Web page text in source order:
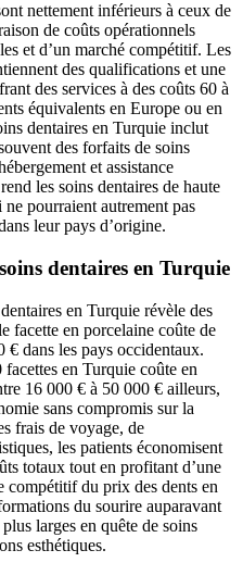
nettement inférieurs à ceux de
de coûts opérationnels
et d’un marché compétitif. Les
des qualifications et une
des services à des coûts 60 à
équivalents en Europe ou en
dentaires en Turquie inclut
des forfaits de soins
et assistance
les soins dentaires de haute
pourraient autrement pas
leur pays d’origine.
dentaires en Turquie
en Turquie révèle des
facette en porcelaine coûte de
€ dans les pays occidentaux.
en Turquie coûte en
16 000 € à 50 000 € ailleurs,
sans compromis sur la
frais de voyage, de
les patients économisent
totaux tout en profitant d’une
compétitif du prix des dents en
du sourire auparavant
larges en quête de soins
esthétiques.